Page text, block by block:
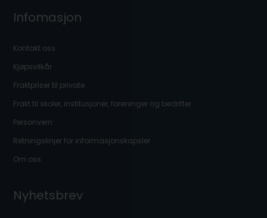
Infomasjon
Kontakt oss
Kjøpsvilkår
Fraktpriser til private
Frakt til skoler, institusjoner, foreninger og bedrifter
Personvern
Retningslinjer for informasjonskapsler
Om oss
Nyhetsbrev